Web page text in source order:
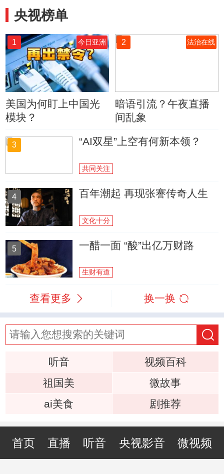
央视榜单
1 今日亚洲
美国为何盯上中国光
模块？
2 法治在线
暗语引流？午夜直播
间乱象
3 “AI双星”上空有何新本领？
共同关注
4 百年潮起 再现张謇传奇人生
文化十分
5 一醋一面 “酸”出亿万财路
生财有道
查看更多 换一换
听音
视频百科
祖国美
微故事
ai美食
剧推荐
首页 直播 听音 央视影音 微视频